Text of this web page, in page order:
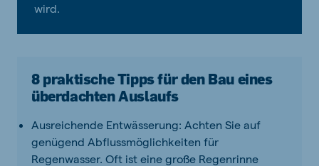
wird.
8 praktische Tipps für den Bau eines
überdachten Auslaufs
Ausreichende Entwässerung: Achten Sie auf
genügend Abflussmöglichkeiten für
Regenwasser. Oft ist eine große Regenrinne